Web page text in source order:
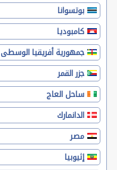
بوتسوانا
كامبوديا
جمهورية أفريقيا الوسطى
جزر القمر
ساحل العاج
الدانمارك
مصر
إثيوبيا